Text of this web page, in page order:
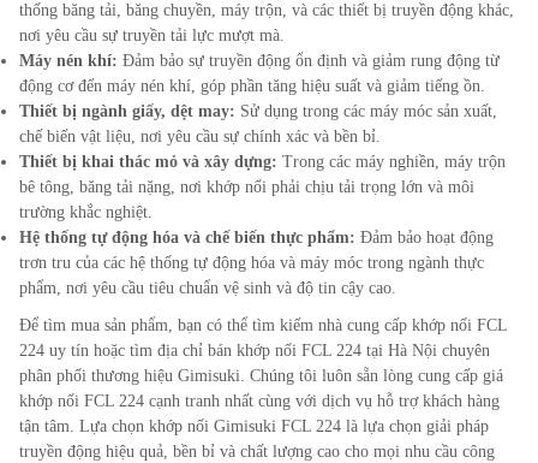
thống băng tải, băng chuyền, máy trộn, và các thiết bị truyền động khác,
nơi yêu cầu sự truyền tải lực mượt mà.
Máy nén khí: Đảm bảo sự truyền động ổn định và giảm rung động từ
động cơ đến máy nén khí, góp phần tăng hiệu suất và giảm tiếng ồn.
Thiết bị ngành giấy, dệt may: Sử dụng trong các máy móc sản xuất,
chế biến vật liệu, nơi yêu cầu sự chính xác và bền bỉ.
Thiết bị khai thác mỏ và xây dựng: Trong các máy nghiền, máy trộn
bê tông, băng tải nặng, nơi khớp nối phải chịu tải trọng lớn và môi
trường khắc nghiệt.
Hệ thống tự động hóa và chế biến thực phẩm: Đảm bảo hoạt động
trơn tru của các hệ thống tự động hóa và máy móc trong ngành thực
phẩm, nơi yêu cầu tiêu chuẩn vệ sinh và độ tin cậy cao.
Để tìm mua sản phẩm, bạn có thể tìm kiếm nhà cung cấp khớp nối FCL
224 uy tín hoặc tìm địa chỉ bán khớp nối FCL 224 tại Hà Nội chuyên
phân phối thương hiệu Gimisuki. Chúng tôi luôn sẵn lòng cung cấp giá
khớp nối FCL 224 cạnh tranh nhất cùng với dịch vụ hỗ trợ khách hàng
tận tâm. Lựa chọn khớp nối Gimisuki FCL 224 là lựa chọn giải pháp
truyền động hiệu quả, bền bỉ và chất lượng cao cho mọi nhu cầu công